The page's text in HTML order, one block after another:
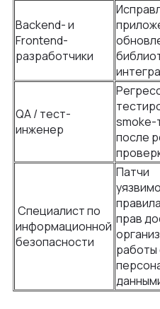
Backend- и
Frontend-
разработчики
QA / тест-
инженер
smoke-
после
Специалист по
информационной
безопасности
Патчи
прав
работы